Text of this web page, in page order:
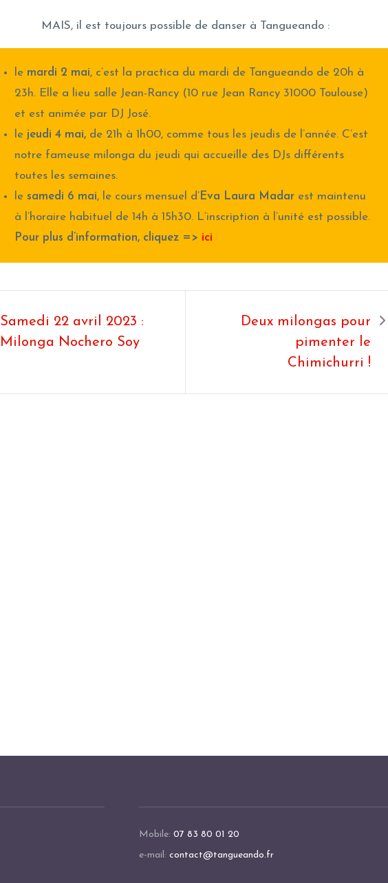
MAIS, il est toujours possible de danser à Tangueando :
le mardi 2 mai, c’est la practica du mardi de Tangueando de 20h à
23h. Elle a lieu salle Jean-Rancy (10 rue Jean Rancy 31000 Toulouse)
et est animée par DJ José.
le jeudi 4 mai,de 21h à 1h00, comme tous les jeudis de l’année. C’est
notre fameuse milonga du jeudi qui accueille des DJs différents
toutes les semaines.
le samedi 6 mai, le cours mensuel d’Eva Laura Madarest maintenu
à l’horaire habituel de 14h à 15h30. L’inscription à l’unité est possible.
Pour plus d’information, cliquez => ici
Samedi 22 avril 2023 :
Milonga Nochero Soy
Deux milongas pour
pimenter le
Chimichurri !
Mobile: 07 83 80 01 20
e-mail: contact@tangueando.fr